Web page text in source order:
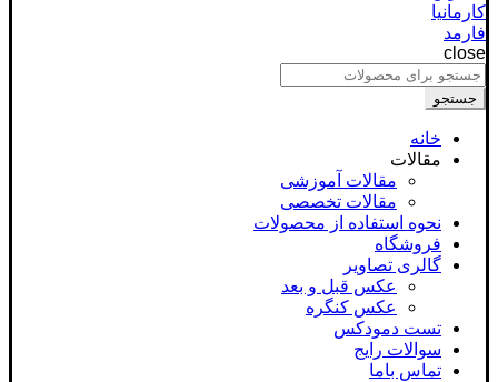
close
جستجو
برای
:
جستجو
خانه
مقالات
مقالات آموزشی
مقالات تخصصی
نحوه استفاده از محصولات
فروشگاه
گالری تصاویر
عکس قبل و بعد
عکس کنگره
تست دمودکس
سوالات رایج
تماس باما